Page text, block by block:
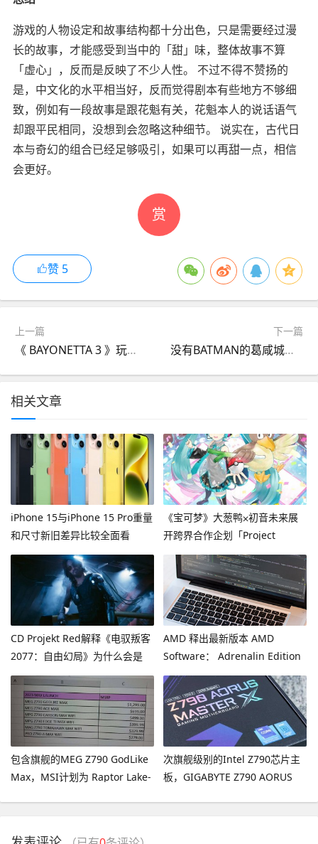
游戏的人物设定和故事结构都十分出色，只是需要经过漫
长的故事，才能感受到当中的「甜」味，整体故事不算
「虚心」，反而是反映了不少人性。 不过不得不赞扬的
是，中文化的水平相当好，反而觉得剧本有些地方不够细
致，例如有一段故事是跟花魁有关，花魁本人的说话语气
却跟平民相同，没想到会忽略这种细节。 说实在，古代日
本与奇幻的组合已经足够吸引，如果可以再甜一点，相信
会更好。
赏
赞 5
上一篇
《 BAYONETTA 3 》玩多元宇宙 ？！ 变化多 体会无限高潮动作战斗
下一篇
没有BATMAN的葛咸城《 GOTHAM KNIGHTS 》
相关文章
iPhone 15与iPhone 15 Pro重量
和尺寸新旧差异比较全面看
《宝可梦》大葱鸭⨉初音未来展
开跨界合作企划「Project
Voltage」 并公开多首原创歌曲
CD Projekt Red解释《电驭叛客
2077：自由幻局》为什么会是
《电驭叛客2077》唯一的DLC
AMD 释出最新版本 AMD
Software： Adrenalin Edition
驱动软件为《星空 Starfield》带
来效能提升
包含旗舰的MEG Z790 GodLike
Max，MSI计划为 Raptor Lake-
次旗舰级别的Intel Z790芯片主
板，GIGABYTE Z790 AORUS